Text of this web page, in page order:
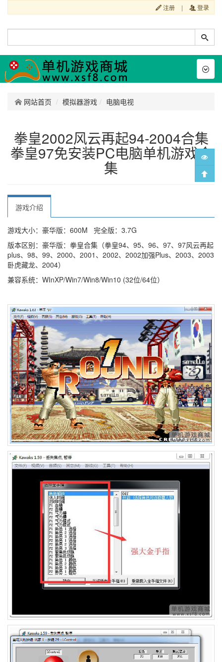
注册 | 登录
网站首页 模拟器游戏 电脑电视
拳皇2002风云再起94-2004合集
拳皇97免安装PC电脑单机游戏合
集
游戏介绍
游戏大小：豪华版：600M 完全版：3.7G
版本区别：豪华版：拳皇合集（拳皇94、95、96、97、97风云再起
plus、98、99、2000、2001、2002、2002加强Plus、2003、2003
卧虎藏龙、2004）
兼容系统：WInXP/Win7/Win8/Win10 (32位/64位）